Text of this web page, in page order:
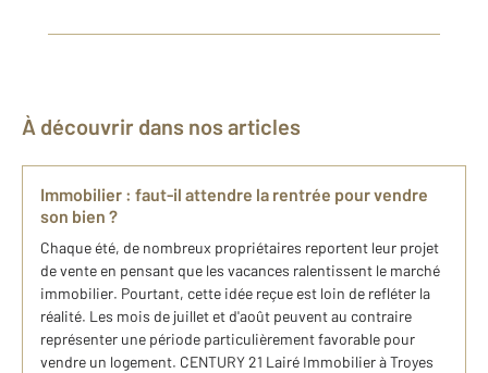
À découvrir dans nos articles
Immobilier : faut-il attendre la rentrée pour vendre
son bien ?
Chaque été, de nombreux propriétaires reportent leur projet
de vente en pensant que les vacances ralentissent le marché
immobilier. Pourtant, cette idée reçue est loin de refléter la
réalité. Les mois de juillet et d'août peuvent au contraire
représenter une période particulièrement favorable pour
vendre un logement. CENTURY 21 Lairé Immobilier à Troyes